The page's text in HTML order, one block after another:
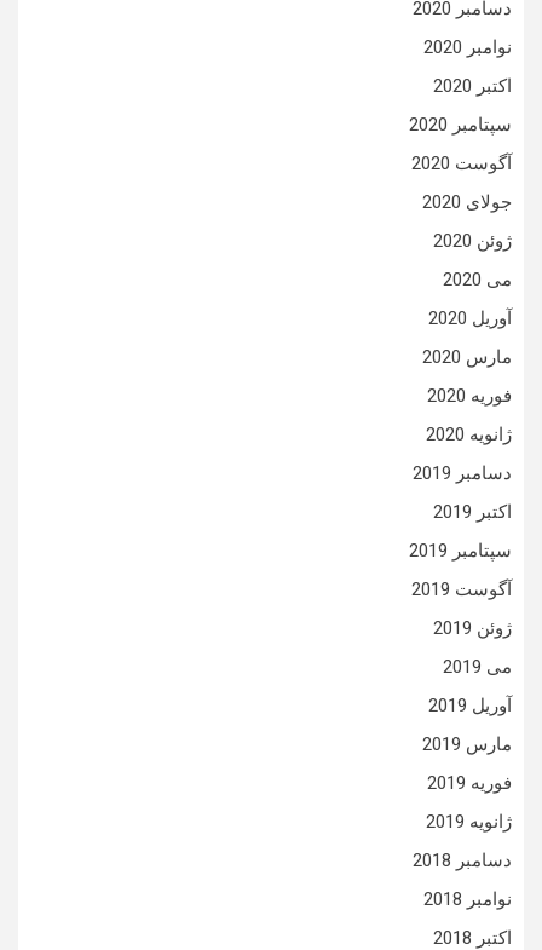
دسامبر 2020
نوامبر 2020
اکتبر 2020
سپتامبر 2020
آگوست 2020
جولای 2020
ژوئن 2020
می 2020
آوریل 2020
مارس 2020
فوریه 2020
ژانویه 2020
دسامبر 2019
اکتبر 2019
سپتامبر 2019
آگوست 2019
ژوئن 2019
می 2019
آوریل 2019
مارس 2019
فوریه 2019
ژانویه 2019
دسامبر 2018
نوامبر 2018
اکتبر 2018